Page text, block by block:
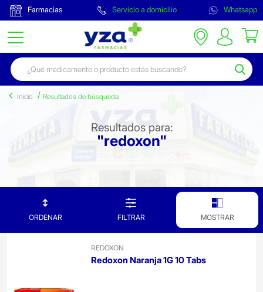
Farmacias Servicio a domicilio Whatsapp
Inicio Resultados de búsqueda
Resultados para:
"redoxon"
ORDENAR FILTRAR MOSTRAR
REDOXON
Redoxon Naranja 1G 10 Tabs